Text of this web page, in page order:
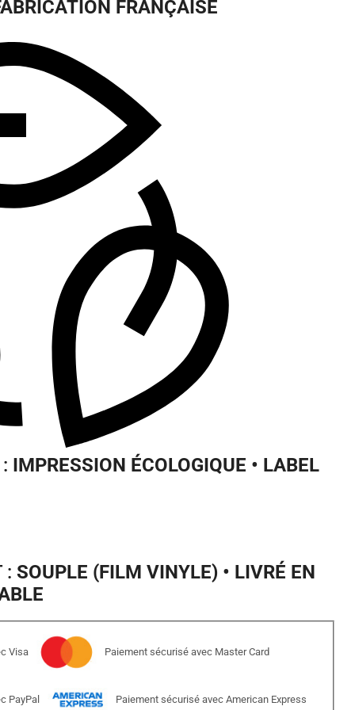
FRANÇAISE
IMPRESSION ÉCOLOGIQUE • LABEL
:SOUPLE (FILM VINYLE) • LIVRÉ EN
Visa Paiement sécurisé avec Master Card
PayPal Paiement sécurisé avec American Express